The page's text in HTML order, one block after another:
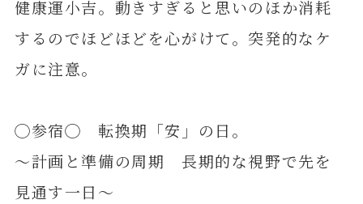
健康運小吉。動きすぎると思いのほか消耗
するのでほどほどを心がけて。突発的なケ
ガに注意。
◯参宿◯ 転換期「安」の日。
～計画と準備の周期 長期的な視野で先を
見通す一日～